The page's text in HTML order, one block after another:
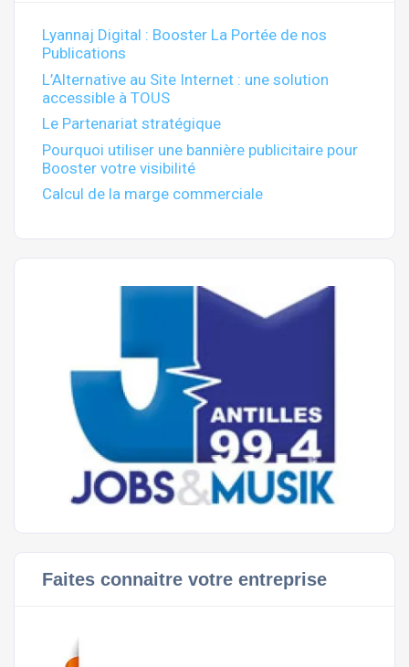
Lyannaj Digital : Booster La Portée de nos
Publications
L’Alternative au Site Internet : une solution
accessible à TOUS
Le Partenariat stratégique
Pourquoi utiliser une bannière publicitaire pour
Booster votre visibilité
Calcul de la marge commerciale
Faites connaitre votre entreprise